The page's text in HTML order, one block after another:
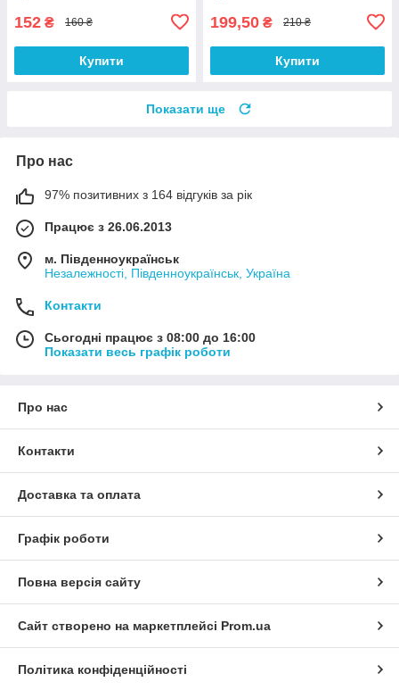
152 ₴ 160 ₴
Купити
199,50 ₴ 210 ₴
Купити
Показати ще
Про нас
97% позитивних з 164 відгуків за рік
Працює з 26.06.2013
м. Південноукраїнськ
Незалежності, Південноукраїнськ, Україна
Контакти
Сьогодні працює з 08:00 до 16:00
Показати весь графік роботи
Про нас
Контакти
Доставка та оплата
Графік роботи
Повна версія сайту
Сайт створено на маркетплейсі Prom.ua
Політика конфіденційності